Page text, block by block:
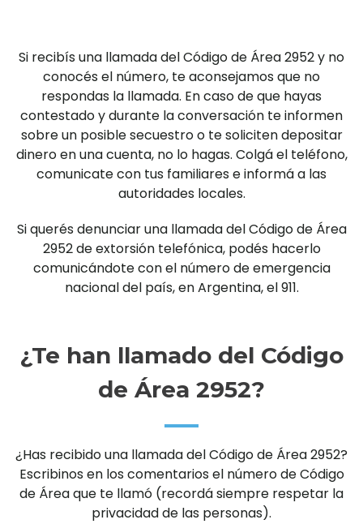
Si recibís una llamada del Código de Área 2952 y no
conocés el número, te aconsejamos que no
respondas la llamada. En caso de que hayas
contestado y durante la conversación te informen
sobre un posible secuestro o te soliciten depositar
dinero en una cuenta, no lo hagas. Colgá el teléfono,
comunicate con tus familiares e informá a las
autoridades locales.
Si querés denunciar una llamada del Código de Área
2952 de extorsión telefónica, podés hacerlo
comunicándote con el número de emergencia
nacional del país, en Argentina, el 911.
¿Te han llamado del Código
de Área 2952?
¿Has recibido una llamada del Código de Área 2952?
Escribinos en los comentarios el número de Código
de Área que te llamó (recordá siempre respetar la
privacidad de las personas).